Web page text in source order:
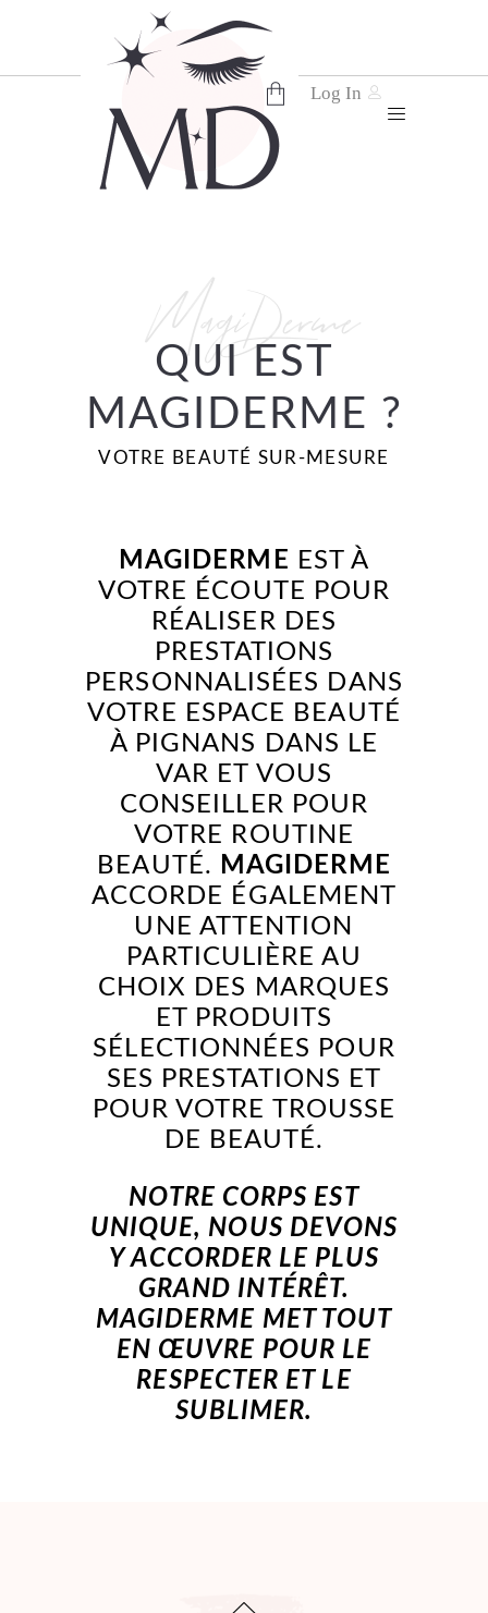
No products in the cart.
Log In
MagiDerme
QUI EST
MAGIDERME ?
VOTRE BEAUTÉ SUR-MESURE
MAGIDERME EST À
VOTRE ÉCOUTE POUR
RÉALISER DES
PRESTATIONS
PERSONNALISÉES DANS
VOTRE ESPACE BEAUTÉ
À PIGNANS DANS LE
VAR ET VOUS
CONSEILLER POUR
VOTRE ROUTINE
BEAUTÉ. MAGIDERME
ACCORDE ÉGALEMENT
UNE ATTENTION
PARTICULIÈRE AU
CHOIX DES MARQUES
ET PRODUITS
SÉLECTIONNÉES POUR
SES PRESTATIONS ET
POUR VOTRE TROUSSE
DE BEAUTÉ.
NOTRE CORPS EST
UNIQUE, NOUS DEVONS
Y ACCORDER LE PLUS
GRAND INTÉRÊT.
MAGIDERME MET TOUT
EN ŒUVRE POUR LE
RESPECTER ET LE
SUBLIMER.